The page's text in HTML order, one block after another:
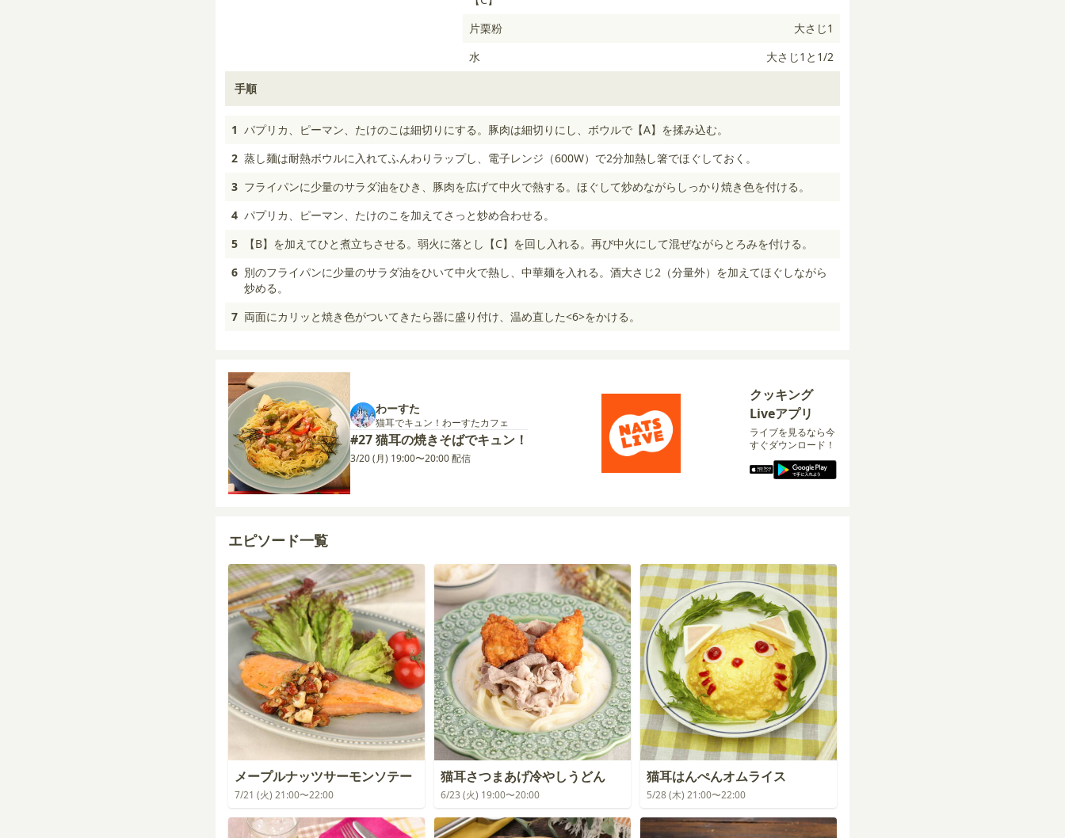
片栗粉
大さじ1
水
大さじ1と1/2
手順
1 パプリカ、ピーマン、たけのこは細切りにする。豚肉は細切りにし、ボウルで【A】を揉み込む。
2 蒸し麺は耐熱ボウルに入れてふんわりラップし、電子レンジ（600W）で2分加熱し箸でほぐしておく。
3 フライパンに少量のサラダ油をひき、豚肉を広げて中火で熱する。ほぐして炒めながらしっかり焼き色を付ける。
4 パプリカ、ピーマン、たけのこを加えてさっと炒め合わせる。
5
【B】を加えてひと煮立ちさせる。弱火に落とし【C】を回し入れる。再び中火にして混ぜながらとろみを付ける。
6 別のフライパンに少量のサラダ油をひいて中火で熱し、中華麺を入れる。酒大さじ2（分量外）を加えてほぐしながら
炒める。
7 両面にカリッと焼き色がついてきたら器に盛り付け、温め直した<6>をかける。
わーすた
猫耳でキュン！わーすたカフェ
#27 猫耳の焼きそばでキュン！
3/20 (月) 19:00〜20:00 配信
クッキング
Liveアプリ
ライブを見るなら今
すぐダウンロード！
エピソード一覧
メープルナッツサーモンソテー
7/21 (火) 21:00〜22:00
猫耳さつまあげ冷やしうどん
6/23 (火) 19:00〜20:00
猫耳はんぺんオムライス
5/28 (木) 21:00〜22:00